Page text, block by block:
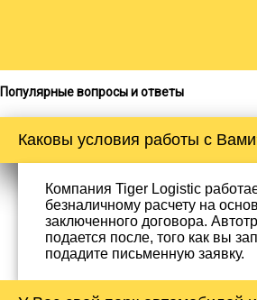
Популярные вопросы и ответы
Каковы условия работы с
Компания Tiger Logistic
безналичному расчету на
заключенного договора.
подается после, того как вы
подадите письменную заявку.